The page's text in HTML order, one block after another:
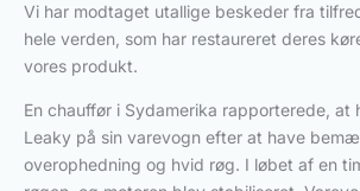
Vi har modtaget utallige beskeder fra
hele verden, som har restaureret deres
vores produkt.
En chauffør i Sydamerika rapporterede, at
Leaky på sin varevogn efter at have
overophedning og hvid røg. I løbet af en